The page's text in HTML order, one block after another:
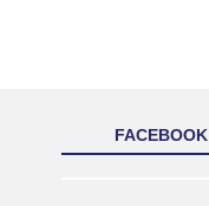
FACEBOOK